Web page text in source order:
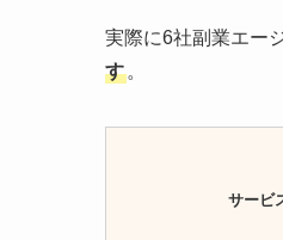
実際に6社副業エー
す。
サービ